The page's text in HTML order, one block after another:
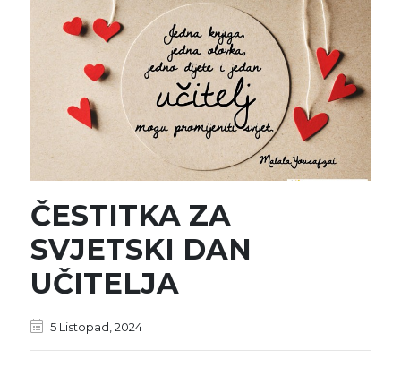
ČESTITKA ZA
SVJETSKI DAN
UČITELJA
5 Listopad, 2024